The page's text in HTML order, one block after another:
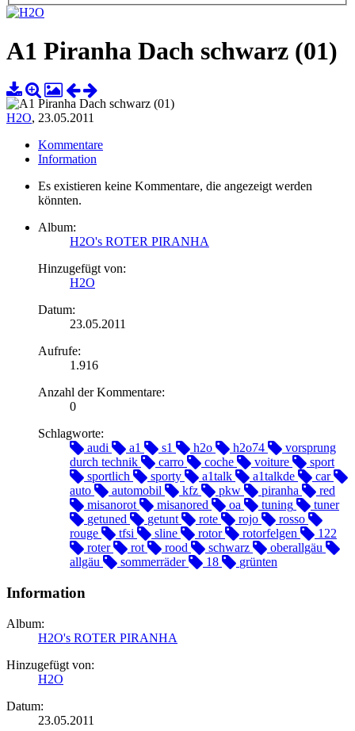
A1 Piranha Dach schwarz (01)
H2O, 23.05.2011
Kommentare
Information
Es existieren keine Kommentare, die angezeigt werden
könnten.
Album:
H2O's ROTER PIRANHA
Hinzugefügt von:
H2O
Datum:
23.05.2011
Aufrufe:
1.916
Anzahl der Kommentare:
0
Schlagworte:
audi
a1 s1 h2o h2o74
vorsprung
durch technik
carro coche voiture
sport
sportlich
sporty a1talk a1talkde
car
auto
automobil kfz pkw piranha
red
misanorot
misanored oa tuning
tuner
getuned
getunt rote rojo
rosso
rouge
tfsi sline rotor rotorfelgen
122
roter
rot rood schwarz
oberallgäu
allgäu
sommerräder 18 grünten
Information
Album:
H2O's ROTER PIRANHA
Hinzugefügt von:
H2O
Datum:
23.05.2011